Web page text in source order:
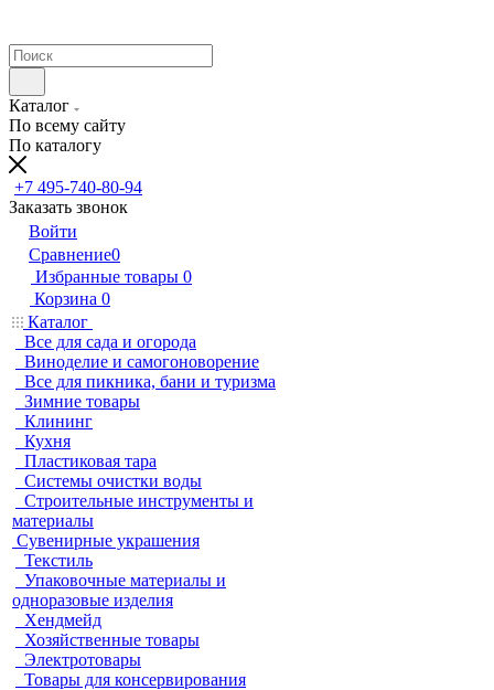
Каталог
По всему сайту
По каталогу
+7 495-740-80-94
Заказать звонок
Войти
Сравнение0
Избранные товары 0
Корзина 0
Каталог
Все для сада и огорода
Виноделие и самогоноворение
Все для пикника, бани и туризма
Зимние товары
Клининг
Кухня
Пластиковая тара
Системы очистки воды
Строительные инструменты и
материалы
Сувенирные украшения
Текстиль
Упаковочные материалы и
одноразовые изделия
Хендмейд
Хозяйственные товары
Электротовары
Товары для консервирования